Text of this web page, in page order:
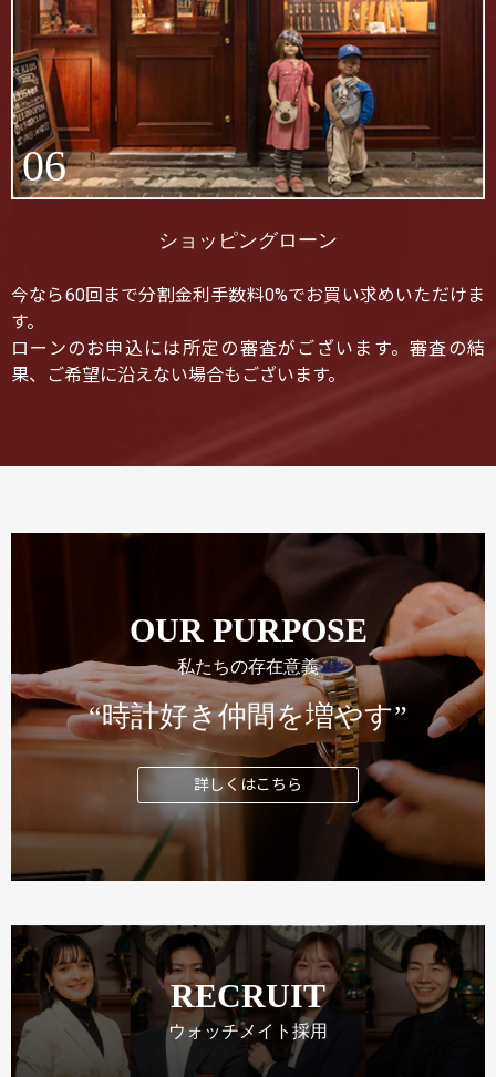
06
ショッピングローン
今なら60回まで分割金利手数料0%でお買い求めいただけま
す。
ローンのお申込には所定の審査がございます。審査の結
果、ご希望に沿えない場合もございます。
OUR PURPOSE
私たちの存在意義
“時計好き仲間を増やす”
詳しくはこちら
RECRUIT
ウォッチメイト採用